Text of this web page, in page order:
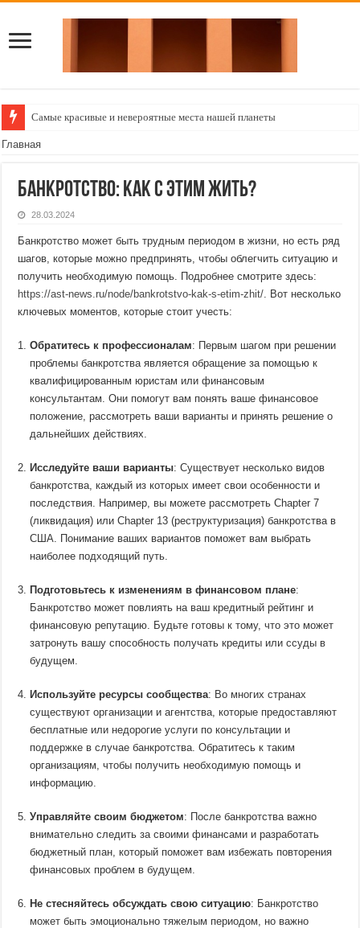
Самые красивые и невероятные места нашей планеты
Создаем уютный уголок: как обустроить балкон в квартире
Главная
Банкротство: как с этим жить?
28.03.2024
Банкротство может быть трудным периодом в жизни, но есть ряд
шагов, которые можно предпринять, чтобы облегчить ситуацию и
получить необходимую помощь. Подробнее смотрите здесь:
https://ast-news.ru/node/bankrotstvo-kak-s-etim-zhit/. Вот несколько
ключевых моментов, которые стоит учесть:
Обратитесь к профессионалам: Первым шагом при решении
проблемы банкротства является обращение за помощью к
квалифицированным юристам или финансовым
консультантам. Они помогут вам понять ваше финансовое
положение, рассмотреть ваши варианты и принять решение о
дальнейших действиях.
Исследуйте ваши варианты: Существует несколько видов
банкротства, каждый из которых имеет свои особенности и
последствия. Например, вы можете рассмотреть Chapter 7
(ликвидация) или Chapter 13 (реструктуризация) банкротства в
США. Понимание ваших вариантов поможет вам выбрать
наиболее подходящий путь.
Подготовьтесь к изменениям в финансовом плане:
Банкротство может повлиять на ваш кредитный рейтинг и
финансовую репутацию. Будьте готовы к тому, что это может
затронуть вашу способность получать кредиты или ссуды в
будущем.
Используйте ресурсы сообщества: Во многих странах
существуют организации и агентства, которые предоставляют
бесплатные или недорогие услуги по консультации и
поддержке в случае банкротства. Обратитесь к таким
организациям, чтобы получить необходимую помощь и
информацию.
Управляйте своим бюджетом: После банкротства важно
внимательно следить за своими финансами и разработать
бюджетный план, который поможет вам избежать повторения
финансовых проблем в будущем.
Не стесняйтесь обсуждать свою ситуацию: Банкротство
может быть эмоционально тяжелым периодом, но важно